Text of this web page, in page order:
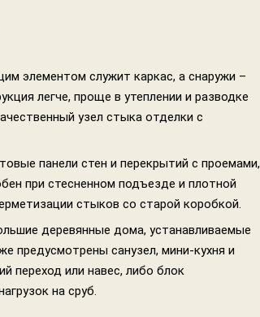
элементом служит каркас, а снаружи –
легче, проще в утеплении и разводке
узел стыка отделки с
панели стен и перекрытий с проемами,
при стесненном подъезде и плотной
стыков со старой коробкой.
деревянные дома, устанавливаемые
предусмотрены санузел, мини-кухня и
переход или навес, либо блок
на сруб.